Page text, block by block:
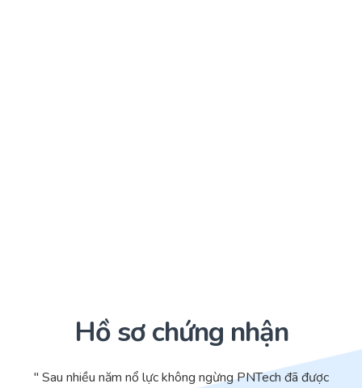
Hồ sơ chứng nhận
" Sau nhiều năm nổ lực không ngừng PNTech đã được